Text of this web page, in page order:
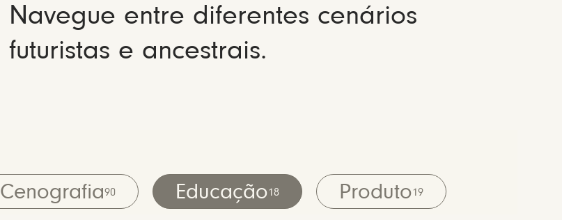
Navegue entre diferentes cenários
futuristas e ancestrais.
Cenografia90 Educação18 Produto19